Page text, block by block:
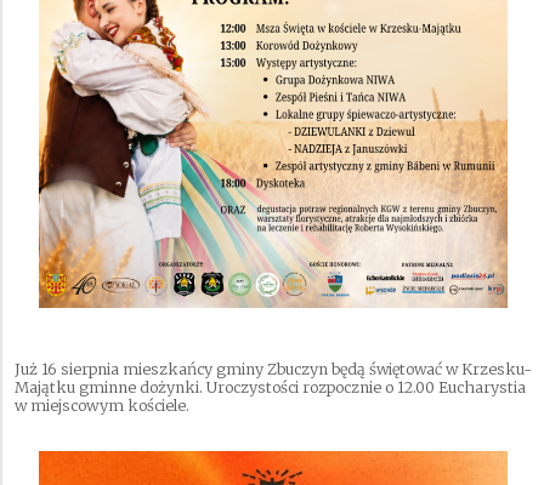
Już 16 sierpnia mieszkańcy gminy Zbuczyn będą świętować w Krzesku-
Majątku gminne dożynki. Uroczystości rozpocznie o 12.00 Eucharystia
w miejscowym kościele.